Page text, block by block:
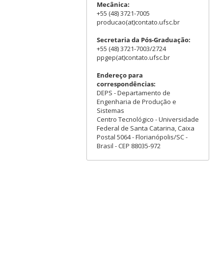
Mecânica:
+55 (48) 3721-7005
producao(at)contato.ufsc.br
Secretaria da Pós-Graduação:
+55 (48) 3721-7003/2724
ppgep(at)contato.ufsc.br
Endereço para
correspondências:
DEPS - Departamento de
Engenharia de Produção e
Sistemas
Centro Tecnológico - Universidade
Federal de Santa Catarina, Caixa
Postal 5064 - Florianópolis/SC -
Brasil - CEP 88035-972